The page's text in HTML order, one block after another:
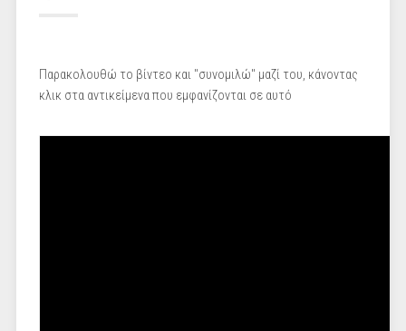
Παρακολουθώ το βίντεο και "συνομιλώ" μαζί του, κάνοντας
κλικ στα αντικείμενα που εμφανίζονται σε αυτό